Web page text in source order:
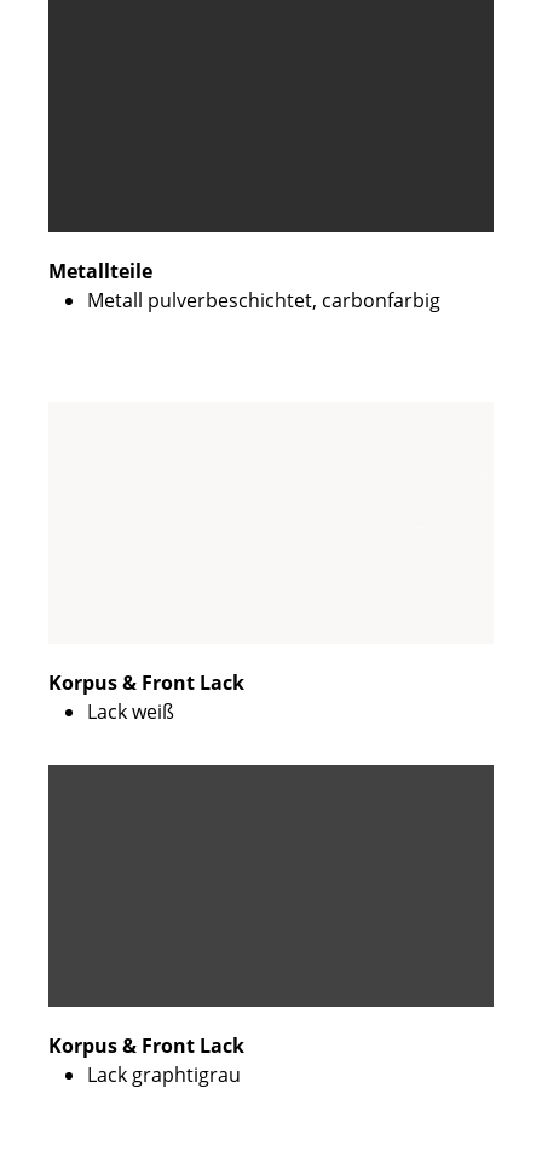
Metallteile
Metall pulverbeschichtet, carbonfarbig
Korpus & Front Lack
Lack weiß
Korpus & Front Lack
Lack graphtigrau